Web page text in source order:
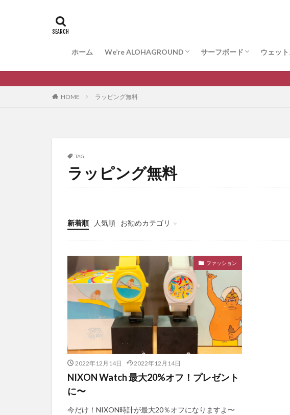
ホーム We’re ALOHAGROUND
お問合せ
サーフボード
サーフボード最新情報
ARAKAWA
VESSO
WISDOM LINE
ウェッ
HOME ラッピング無料
TAG
ラッピング無料
新着順 人気順
お勧めカテゴリ
イベント
サーフィンスクール
ファッション
2022年12月14日 2022年12月14日
NIXON Watch 最大20%オフ！プレゼント
に〜
今だけ！NIXON時計が最大20％オフになりますよ〜